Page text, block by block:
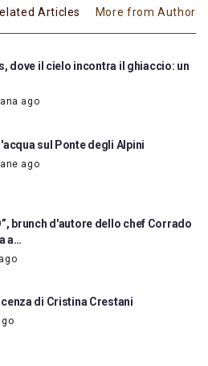
Articles More from Author
dove il cielo incontra il ghiaccio: un
ago
sul Ponte degli Alpini
ago
brunch d'autore dello chef Corrado
a…
di Cristina Crestani